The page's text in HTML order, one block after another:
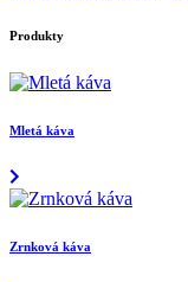
Produkty
Mletá káva
Zrnková káva